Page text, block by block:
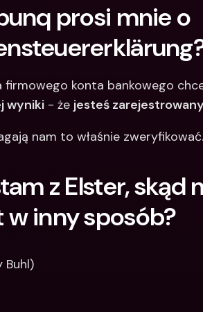
prosi mnie o
firmowego konta bankowego
wyniki - że jesteś
nam to właśnie zweryfikować.
z Elster,
inny sposób?
Buhl)